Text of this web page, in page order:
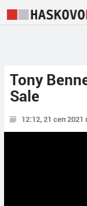
Tony
Sale
12:12, 21 сеп 2021